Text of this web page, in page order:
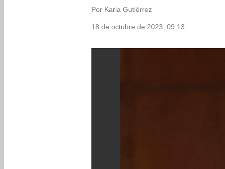
Por Karla Gutiérrez
18 de octubre de 2023, 09:13